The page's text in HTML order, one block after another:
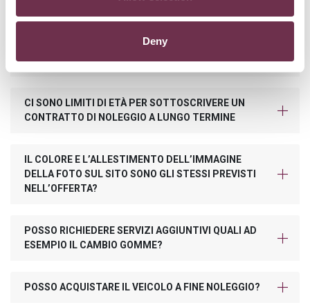
Deny
COSA SUCCEDE SE SUPERO I KM PREVISTI NEL
CONTRATTO?
CI SONO LIMITI DI ETÀ PER SOTTOSCRIVERE UN
CONTRATTO DI NOLEGGIO A LUNGO TERMINE
IL COLORE E L’ALLESTIMENTO DELL’IMMAGINE
DELLA FOTO SUL SITO SONO GLI STESSI PREVISTI
NELL’OFFERTA?
POSSO RICHIEDERE SERVIZI AGGIUNTIVI QUALI AD
ESEMPIO IL CAMBIO GOMME?
POSSO ACQUISTARE IL VEICOLO A FINE NOLEGGIO?